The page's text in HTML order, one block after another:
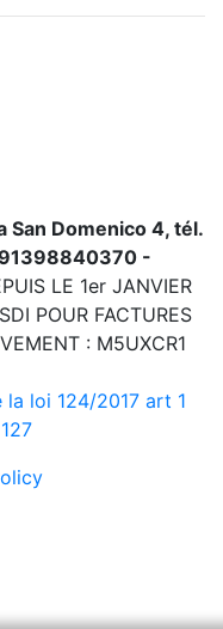
San Domenico 4, tél.
91398840370 -
LE 1er JANVIER
POUR FACTURES
: M5UXCR1
loi 124/2017 art 1